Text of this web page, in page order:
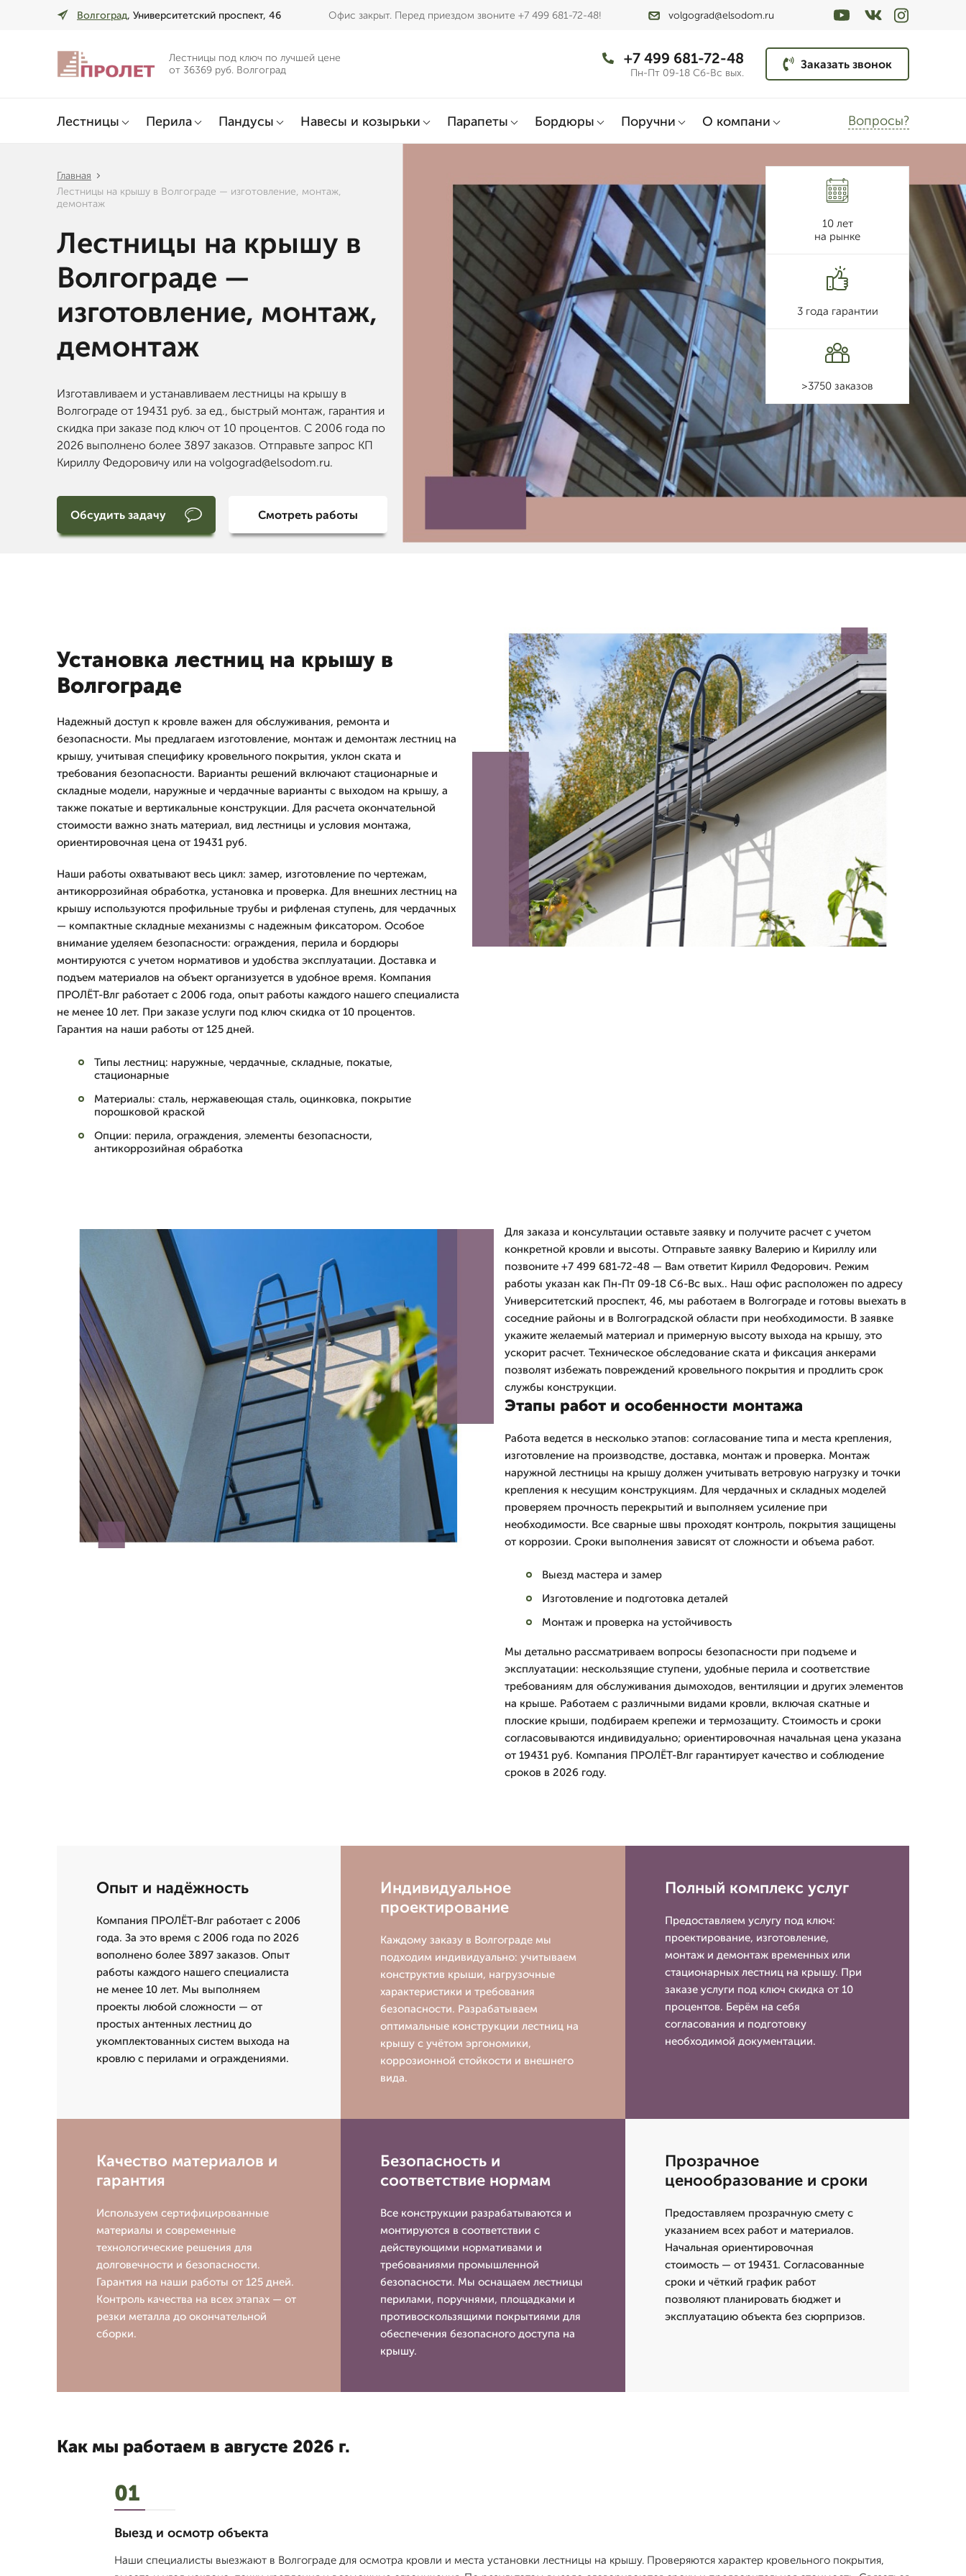
Волгоград, Университетский проспект, 46 Офис закрыт. Перед приездом звоните +7 499 681-72-48! volgograd@elsodom.ru
Лестницы под ключ по лучшей цене
от 36369 руб. Волгоград
+7 499 681-72-48
Пн-Пт 09-18 Сб-Вс вых.
Заказать звонок
Лестницы Перила Пандусы Навесы и козырьки Парапеты Бордюры Поручни О компани Вопросы?
Главная
Лестницы на крышу в Волгограде — изготовление, монтаж,
демонтаж
Лестницы на крышу в
Волгограде —
изготовление, монтаж,
демонтаж
Изготавливаем и устанавливаем лестницы на крышу в
Волгограде от 19431 руб. за ед., быстрый монтаж, гарантия и
скидка при заказе под ключ от 10 процентов. С 2006 года по
2026 выполнено более 3897 заказов. Отправьте запрос КП
Кириллу Федоровичу или на volgograd@elsodom.ru.
Обсудить задачу Смотреть работы
10 лет
на рынке
3 года гарантии
>3750 заказов
Установка лестниц на крышу в
Волгограде
Надежный доступ к кровле важен для обслуживания, ремонта и
безопасности. Мы предлагаем изготовление, монтаж и демонтаж лестниц на
крышу, учитывая специфику кровельного покрытия, уклон ската и
требования безопасности. Варианты решений включают стационарные и
складные модели, наружные и чердачные варианты с выходом на крышу, а
также покатые и вертикальные конструкции. Для расчета окончательной
стоимости важно знать материал, вид лестницы и условия монтажа,
ориентировочная цена от 19431 руб.
Наши работы охватывают весь цикл: замер, изготовление по чертежам,
антикоррозийная обработка, установка и проверка. Для внешних лестниц на
крышу используются профильные трубы и рифленая ступень, для чердачных
— компактные складные механизмы с надежным фиксатором. Особое
внимание уделяем безопасности: ограждения, перила и бордюры
монтируются с учетом нормативов и удобства эксплуатации. Доставка и
подъем материалов на объект организуется в удобное время. Компания
ПРОЛЁТ-Влг работает с 2006 года, опыт работы каждого нашего специалиста
не менее 10 лет. При заказе услуги под ключ скидка от 10 процентов.
Гарантия на наши работы от 125 дней.
Типы лестниц: наружные, чердачные, складные, покатые,
стационарные
Материалы: сталь, нержавеющая сталь, оцинковка, покрытие
порошковой краской
Опции: перила, ограждения, элементы безопасности,
антикоррозийная обработка
Для заказа и консультации оставьте заявку и получите расчет с учетом
конкретной кровли и высоты. Отправьте заявку Валерию и Кириллу или
позвоните +7 499 681-72-48 — Вам ответит Кирилл Федорович. Режим
работы указан как Пн-Пт 09-18 Сб-Вс вых.. Наш офис расположен по адресу
Университетский проспект, 46, мы работаем в Волгограде и готовы выехать в
соседние районы и в Волгоградской области при необходимости. В заявке
укажите желаемый материал и примерную высоту выхода на крышу, это
ускорит расчет. Техническое обследование ската и фиксация анкерами
позволят избежать повреждений кровельного покрытия и продлить срок
службы конструкции.
Этапы работ и особенности монтажа
Работа ведется в несколько этапов: согласование типа и места крепления,
изготовление на производстве, доставка, монтаж и проверка. Монтаж
наружной лестницы на крышу должен учитывать ветровую нагрузку и точки
крепления к несущим конструкциям. Для чердачных и складных моделей
проверяем прочность перекрытий и выполняем усиление при
необходимости. Все сварные швы проходят контроль, покрытия защищены
от коррозии. Сроки выполнения зависят от сложности и объема работ.
Выезд мастера и замер
Изготовление и подготовка деталей
Монтаж и проверка на устойчивость
Мы детально рассматриваем вопросы безопасности при подъеме и
эксплуатации: нескользящие ступени, удобные перила и соответствие
требованиям для обслуживания дымоходов, вентиляции и других элементов
на крыше. Работаем с различными видами кровли, включая скатные и
плоские крыши, подбираем крепежи и термозащиту. Стоимость и сроки
согласовываются индивидуально; ориентировочная начальная цена указана
от 19431 руб. Компания ПРОЛЁТ-Влг гарантирует качество и соблюдение
сроков в 2026 году.
Опыт и надёжность
Компания ПРОЛЁТ-Влг работает с 2006
года. За это время с 2006 года по 2026
вополнено более 3897 заказов. Опыт
работы каждого нашего специалиста
не менее 10 лет. Мы выполняем
проекты любой сложности — от
простых антенных лестниц до
укомплектованных систем выхода на
кровлю с перилами и ограждениями.
Индивидуальное
проектирование
Каждому заказу в Волгограде мы
подходим индивидуально: учитываем
конструктив крыши, нагрузочные
характеристики и требования
безопасности. Разрабатываем
оптимальные конструкции лестниц на
крышу с учётом эргономики,
коррозионной стойкости и внешнего
вида.
Полный комплекс услуг
Предоставляем услугу под ключ:
проектирование, изготовление,
монтаж и демонтаж временных или
стационарных лестниц на крышу. При
заказе услуги под ключ скидка от 10
процентов. Берём на себя
согласования и подготовку
необходимой документации.
Качество материалов и
гарантия
Используем сертифицированные
материалы и современные
технологические решения для
долговечности и безопасности.
Гарантия на наши работы от 125 дней.
Контроль качества на всех этапах — от
резки металла до окончательной
сборки.
Безопасность и
соответствие нормам
Все конструкции разрабатываются и
монтируются в соответствии с
действующими нормативами и
требованиями промышленной
безопасности. Мы оснащаем лестницы
перилами, поручнями, площадками и
противоскользящими покрытиями для
обеспечения безопасного доступа на
крышу.
Прозрачное
ценообразование и сроки
Предоставляем прозрачную смету с
указанием всех работ и материалов.
Начальная ориентировочная
стоимость — от 19431. Согласованные
сроки и чёткий график работ
позволяют планировать бюджет и
эксплуатацию объекта без сюрпризов.
Как мы работаем в августе 2026 г.
01
Выезд и осмотр объекта
Наши специалисты выезжают в Волгограде для осмотра кровли и места установки лестницы на крышу. Проверяются характер кровельного покрытия,